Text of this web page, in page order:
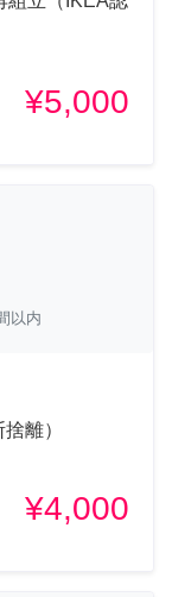
¥5,000
以内
離）
¥4,000